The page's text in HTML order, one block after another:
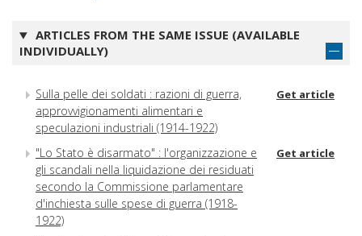
ARTICLES FROM THE SAME ISSUE (AVAILABLE
INDIVIDUALLY)
Sulla pelle dei soldati : razioni di guerra,
approvvigionamenti alimentari e
speculazioni industriali (1914-1922)
Get article
"Lo Stato è disarmato" : l'organizzazione e
gli scandali nella liquidazione dei residuati
secondo la Commissione parlamentare
d'inchiesta sulle spese di guerra (1918-
1922)
Get article